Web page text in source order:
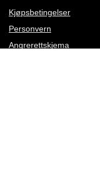
Kjøpsbetingelser
Personvern
Angrerettskjema